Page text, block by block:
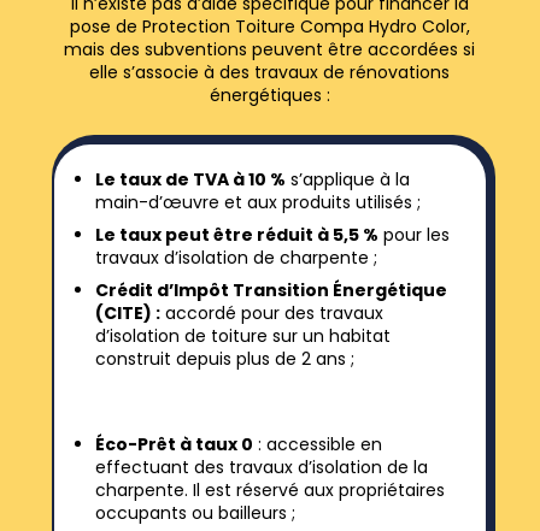
pose de Protection Toiture Compa Hydro Color,
mais des subventions peuvent être accordées si
elle s’associe à des travaux de rénovations
énergétiques :
Le taux de TVA à 10 % s’applique à la
main-d’œuvre et aux produits utilisés ;
Le taux peut être réduit à 5,5 % pour les
travaux d’isolation de charpente ;
Crédit d’Impôt Transition Énergétique
(CITE) : accordé pour des travaux
d’isolation de toiture sur un habitat
construit depuis plus de 2 ans ;
Éco-Prêt à taux 0 : accessible en
effectuant des travaux d’isolation de la
charpente. Il est réservé aux propriétaires
occupants ou bailleurs ;